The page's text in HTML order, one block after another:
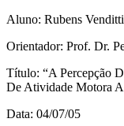
Aluno: Rubens
Orientador: Prof. Dr.
Título: “A Percepção
De Atividade Motora
Data: 04/07/05